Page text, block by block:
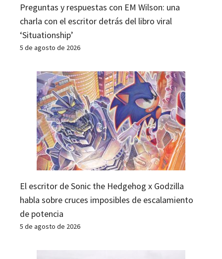
Preguntas y respuestas con EM Wilson: una
charla con el escritor detrás del libro viral
‘Situationship’
5 de agosto de 2026
El escritor de Sonic the Hedgehog x Godzilla
habla sobre cruces imposibles de escalamiento
de potencia
5 de agosto de 2026